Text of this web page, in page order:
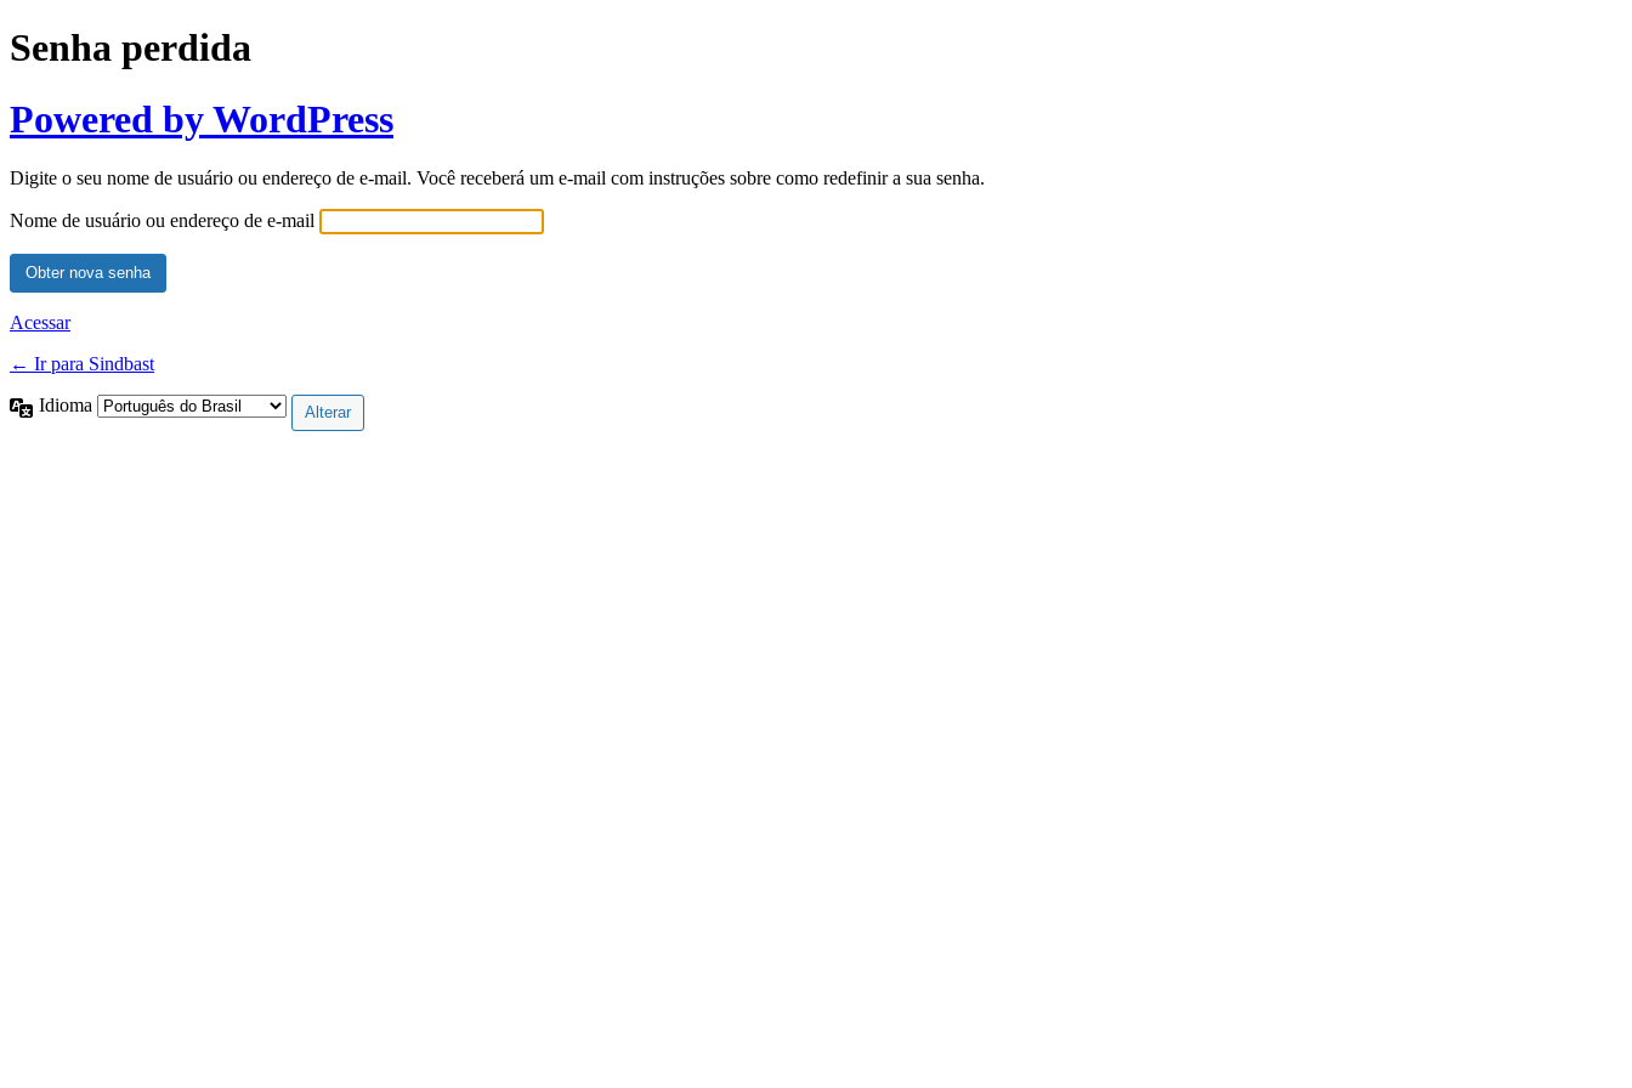
Senha perdida
Powered by WordPress
Digite o seu nome de usuário ou endereço de e-mail. Você receberá um e-mail com instruções sobre como redefinir a sua senha.
Nome de usuário ou endereço de e-mail
Acessar
← Ir para Sindbast
Idioma